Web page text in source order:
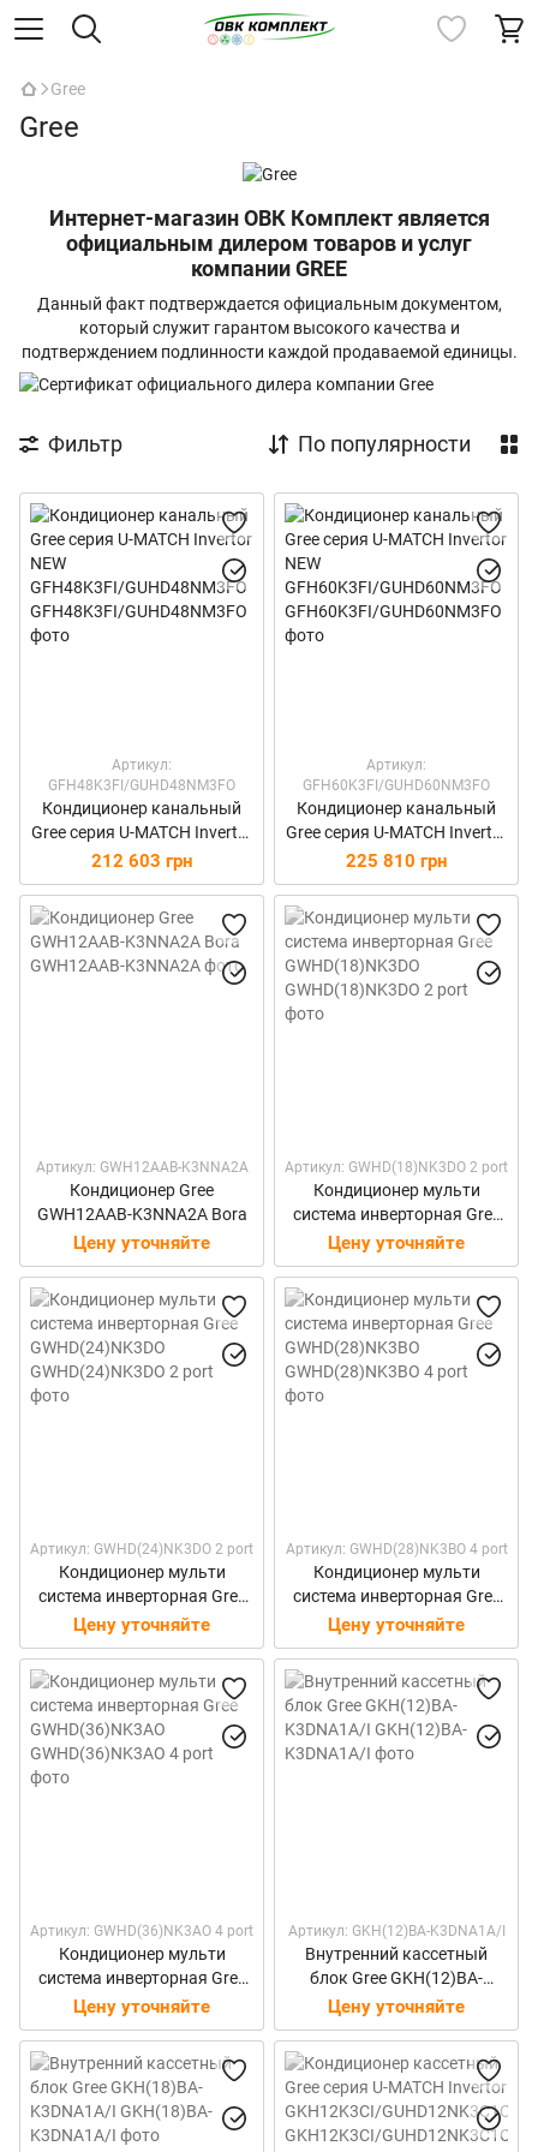
Gree
Gree
Интернет-магазин ОВК Комплект является
официальным дилером товаров и услуг
компании GREE
Данный факт подтверждается официальным документом,
который служит гарантом высокого качества и
подтверждением подлинности каждой продаваемой единицы.
Фильтр По популярности
Артикул:
GFH48K3FI/GUHD48NM3FO
Кондиционер канальный
Gree серия U-MATCH Invertor
NEW
GFH48K3FI/GUHD48NM3FO
212 603 грн
Артикул:
GFH60K3FI/GUHD60NM3FO
Кондиционер канальный
Gree серия U-MATCH Invertor
NEW
GFH60K3FI/GUHD60NM3FO
225 810 грн
Артикул: GWH12AAB-K3NNA2A
Кондиционер Gree
GWH12AAB-K3NNA2A Bora
Цену уточняйте
Артикул: GWHD(18)NK3DO 2 port
Кондиционер мульти
система инверторная Gree
GWHD(18)NK3DO
Цену уточняйте
Артикул: GWHD(24)NK3DO 2 port
Кондиционер мульти
система инверторная Gree
GWHD(24)NK3DO
Цену уточняйте
Артикул: GWHD(28)NK3BO 4 port
Кондиционер мульти
система инверторная Gree
GWHD(28)NK3BO
Цену уточняйте
Артикул: GWHD(36)NK3AO 4 port
Кондиционер мульти
система инверторная Gree
GWHD(36)NK3AO
Цену уточняйте
Артикул: GKH(12)BA-K3DNA1A/I
Внутренний кассетный
блок Gree GKH(12)BA-
K3DNA1A/I
Цену уточняйте